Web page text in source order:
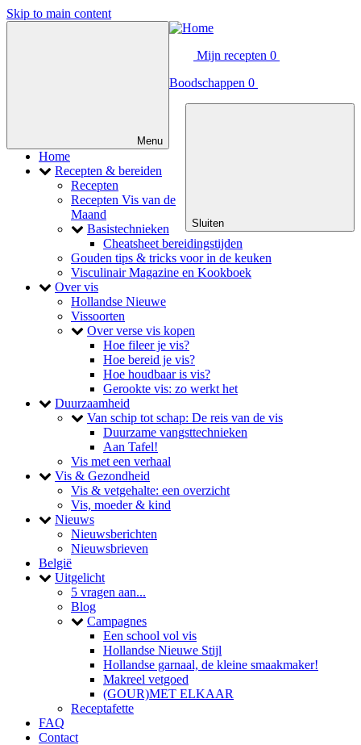
Skip to main content
Menu
Mijn recepten 0
Boodschappen 0
Sluiten
Home
toggle
Recepten & bereiden
Recepten
Recepten Vis van de
Maand
toggle
Basistechnieken
Cheatsheet bereidingstijden
Gouden tips & tricks voor in de keuken
Visculinair Magazine en Kookboek
toggle
Over vis
Hollandse Nieuwe
Vissoorten
toggle
Over verse vis kopen
Hoe fileer je vis?
Hoe bereid je vis?
Hoe houdbaar is vis?
Gerookte vis: zo werkt het
toggle
Duurzaamheid
toggle
Van schip tot schap: De reis van de vis
Duurzame vangsttechnieken
Aan Tafel!
Vis met een verhaal
toggle
Vis & Gezondheid
Vis & vetgehalte: een overzicht
Vis, moeder & kind
toggle
Nieuws
Nieuwsberichten
Nieuwsbrieven
België
toggle
Uitgelicht
5 vragen aan...
Blog
toggle
Campagnes
Een school vol vis
Hollandse Nieuwe Stijl
Hollandse garnaal, de kleine smaakmaker!
Makreel vetgoed
(GOUR)MET ELKAAR
Receptafette
FAQ
Contact